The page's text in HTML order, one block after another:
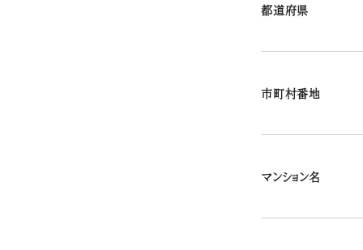
都道府県
市町村番地
マンション名